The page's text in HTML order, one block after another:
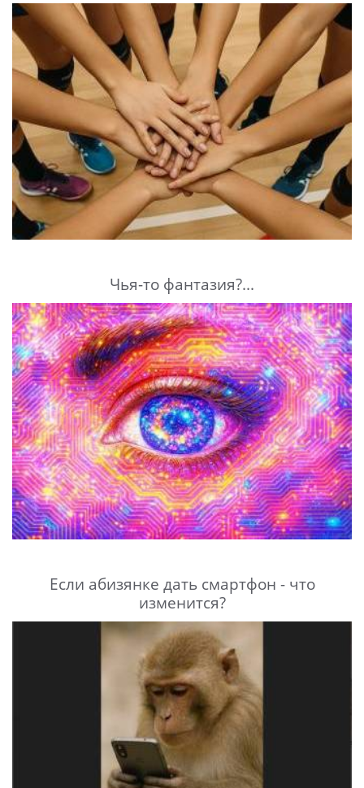
Чья-то фантазия?...
Если абизянке дать смартфон - что
изменится?